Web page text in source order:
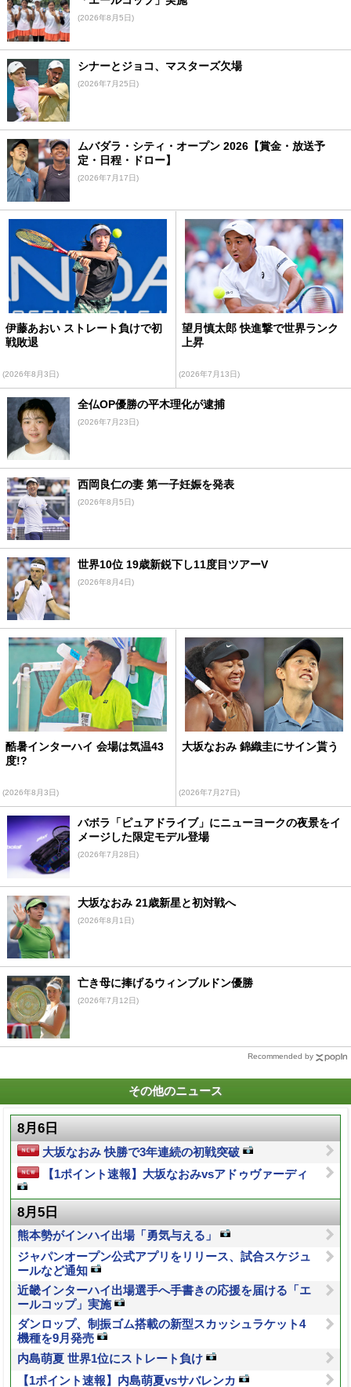
(2026年8月5日)
シナーとジョコ、マスターズ欠場
(2026年7月25日)
ムバダラ・シティ・オープン 2026【賞金・放送予
定・日程・ドロー】
(2026年7月17日)
伊藤あおい ストレート負けで初
戦敗退
(2026年8月3日)
望月慎太郎 快進撃で世界ランク
上昇
(2026年7月13日)
全仏OP優勝の平木理化が逮捕
(2026年7月23日)
西岡良仁の妻 第一子妊娠を発表
(2026年8月5日)
世界10位 19歳新鋭下し11度目ツアーV
(2026年8月4日)
酷暑インターハイ 会場は気温43
度!?
(2026年8月3日)
大坂なおみ 錦織圭にサイン貰う
(2026年7月27日)
バボラ「ピュアドライブ」にニューヨークの夜景をイ
メージした限定モデル登場
(2026年7月28日)
大坂なおみ 21歳新星と初対戦へ
(2026年8月1日)
亡き母に捧げるウィンブルドン優勝
(2026年7月12日)
Recommended by
その他のニュース
8月6日
大坂なおみ 快勝で3年連続の初戦突破
【1ポイント速報】大坂なおみvsアドゥヴァーディ
8月5日
熊本勢がインハイ出場「勇気与える」
ジャパンオープン公式アプリをリリース、試合スケジュ
ールなど通知
近畿インターハイ出場選手へ手書きの応援を届ける「エ
ールコップ」実施
ダンロップ、制振ゴム搭載の新型スカッシュラケット4
機種を9月発売
内島萌夏 世界1位にストレート負け
【1ポイント速報】内島萌夏vsサバレンカ